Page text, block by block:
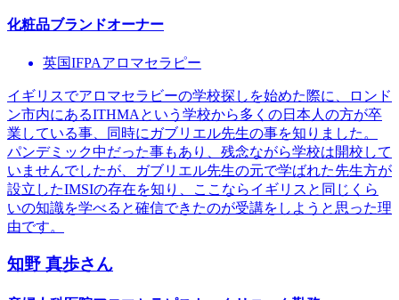
化粧品ブランドオーナー
英国IFPAアロマセラピー
イギリスでアロマセラビーの学校探しを始めた際に、ロンド
ン市内にあるITHMAという学校から多くの日本人の方が卒
業している事、同時にガブリエル先生の事を知りました。
パンデミック中だった事もあり、残念ながら学校は開校して
いませんでしたが、ガブリエル先生の元で学ばれた先生方が
設立したIMSIの存在を知り、ここならイギリスと同じくら
いの知識を学べると確信できたのが受講をしようと思った理
由です。
知野 真歩さん